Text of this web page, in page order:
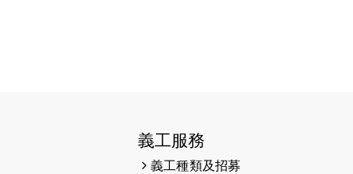
猛龍慈善跑 2025公開報名名額已
滿，尚餘20個慈善名額報名！！
義工服務
義工種類及招募